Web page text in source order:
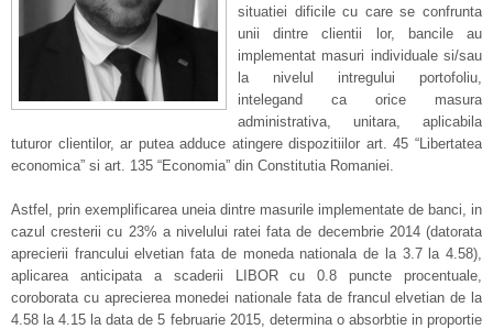
situatiei dificile cu care se confrunta
unii dintre clientii lor, bancile au
implementat masuri individuale si/sau
la nivelul intregului portofoliu,
intelegand ca orice masura
administrativa, unitara, aplicabila
tuturor clientilor, ar putea adduce atingere dispozitiilor art. 45 “Libertatea
economica” si art. 135 “Economia” din Constitutia Romaniei.
Astfel, prin exemplificarea uneia dintre masurile implementate de banci, in
cazul cresterii cu 23% a nivelului ratei fata de decembrie 2014 (datorata
aprecierii francului elvetian fata de moneda nationala de la 3.7 la 4.58),
aplicarea anticipata a scaderii LIBOR cu 0.8 puncte procentuale,
coroborata cu aprecierea monedei nationale fata de francul elvetian de la
4.58 la 4.15 la data de 5 februarie 2015, determina o absorbtie in proportie